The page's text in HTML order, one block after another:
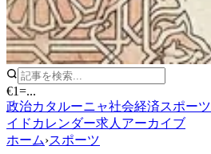
€1=...
政治カタルーニャ社会経済スポーツ
イド カレンダー求人 アーカイブ
ホーム›スポーツ